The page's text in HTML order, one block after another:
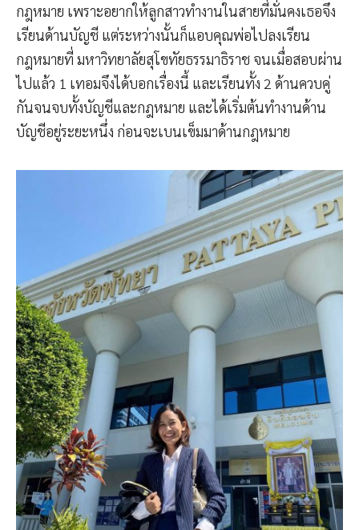
กฎหมาย เพราะอยากให้ลูกสาวทำงานในสายที่มั่นคงเธอจึง
เรียนด้านบัญชี แต่ระหว่างนั้นก็แอบคุณพ่อไปลงเรียน
กฎหมายที่ มหาวิทยาลัยสุโขทัยธรรมาธิราช จนเมื่อสอบผ่าน
ไปแล้ว 1 เทอมจึงได้บอกเรื่องนี้ และเรียนทั้ง 2 ด้านควบคู่
กันจนจบทั้งบัญชีและกฎหมาย และได้เริ่มต้นทำงานด้าน
บัญชีอยู่ระยะหนึ่ง ก่อนจะเบนเข็มมาด้านกฎหมาย